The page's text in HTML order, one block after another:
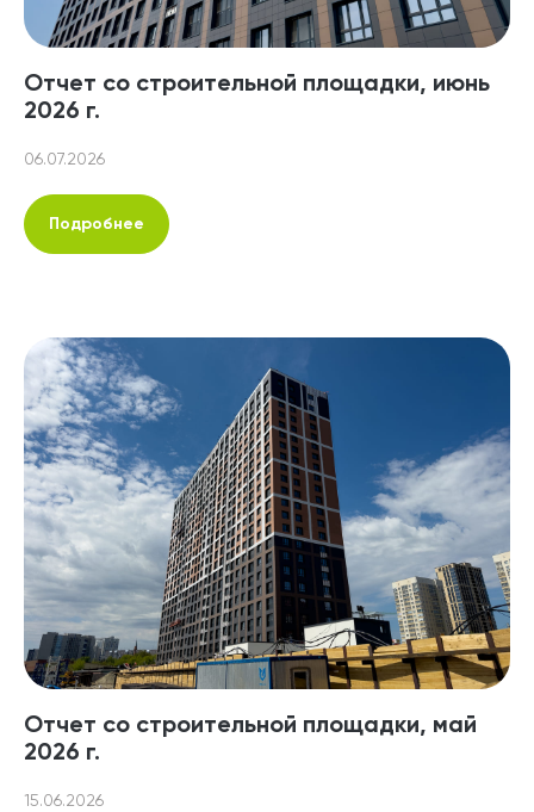
Отчет со строительной площадки, июнь
2026 г.
06.07.2026
Подробнее
Отчет со строительной площадки, май
2026 г.
15.06.2026